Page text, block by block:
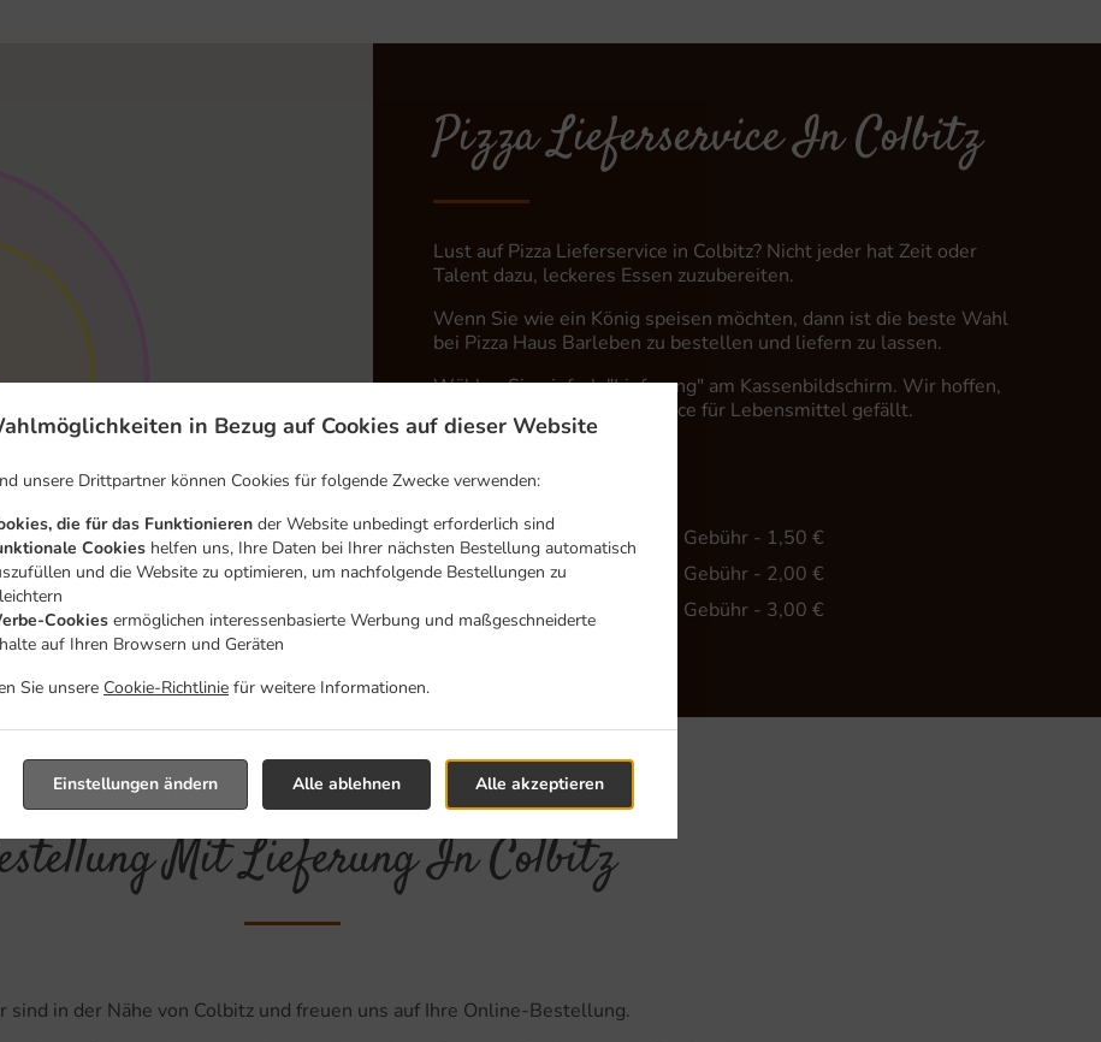
in Bezug auf Cookies auf dieser Website
unsere Drittpartner können Cookies für folgende Zwecke verwenden:
die für das Funktionieren der Website unbedingt erforderlich sind
Cookies helfen uns, Ihre Daten bei Ihrer nächsten Bestellung automatisch
und die Website zu optimieren, um nachfolgende Bestellungen zu
Cookies ermöglichen interessenbasierte Werbung und maßgeschneiderte
auf Ihren Browsern und Geräten
Sie unsere Cookie-Richtlinie für weitere Informationen.
Alle akzeptieren
Alle ablehnen
Einstellungen ändern
Pizza Lieferservice In Colbitz
Lust auf Pizza Lieferservice in Colbitz? Nicht jeder hat Zeit oder
Talent dazu, leckeres Essen zuzubereiten.
Wenn Sie wie ein König speisen möchten, dann ist die beste Wahl
bei Pizza Haus Barleben zu bestellen und liefern zu lassen.
Wählen Sie einfach "Lieferung" am Kassenbildschirm. Wir hoffen,
dass Ihnen unser Lieferservice für Lebensmittel gefällt.
Liefergebühr
Zone 1, Mind. - 20,00 €, Gebühr - 1,50 €
Zone 2, Mind. - 35,00 €, Gebühr - 2,00 €
Zone 3, Mind. - 45,00 €, Gebühr - 3,00 €
Mit Lieferung In Colbitz
sind in der Nähe von Colbitz und freuen uns auf Ihre Online-Bestellung.